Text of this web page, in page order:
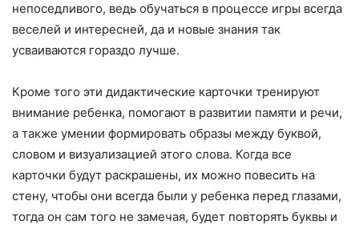
непоседливого, ведь обучаться в процессе игры всегда
веселей и интересней, да и новые знания так
усваиваются гораздо лучше.
Кроме того эти дидактические карточки тренируют
внимание ребенка, помогают в развитии памяти и речи,
а также умении формировать образы между буквой,
словом и визуализацией этого слова. Когда все
карточки будут раскрашены, их можно повесить на
стену, чтобы они всегда были у ребенка перед глазами,
тогда он сам того не замечая, будет повторять буквы и